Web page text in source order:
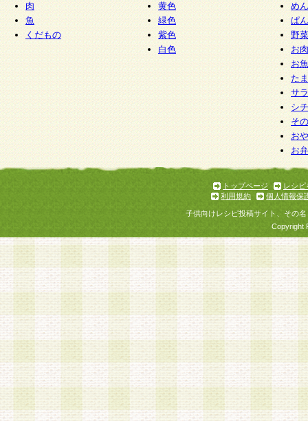
肉
魚
くだもの
黄色
緑色
紫色
白色
めん
ぱん
野
お
お
た
サ
シ
そ
お
お
トップページ
レシピ
利用規約
個人情報保
子供向けレシピ投稿サイト、その
Copyright